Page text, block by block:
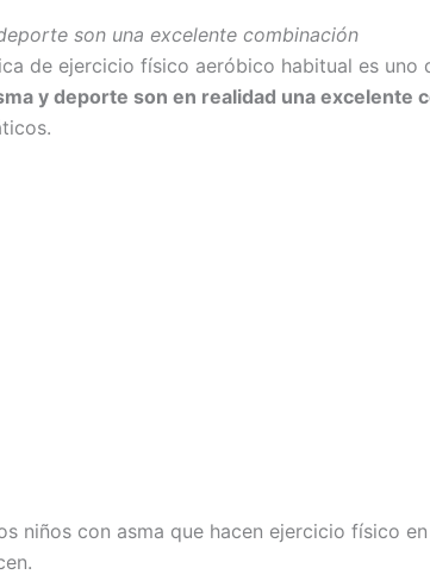
son una excelente combinación
de ejercicio físico aeróbico habitual es
y deporte son en realidad una excelente
niños con asma que hacen ejercicio físico